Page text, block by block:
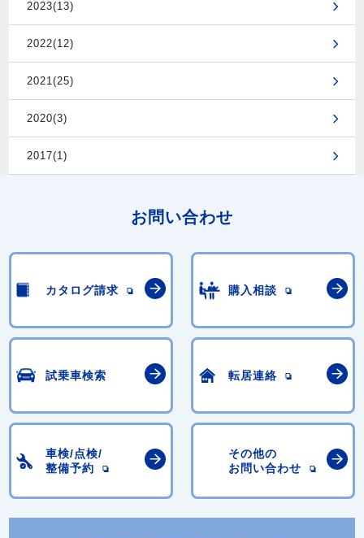
2023(13)
2022(12)
2021(25)
2020(3)
2017(1)
お問い合わせ
カタログ請求 購入相談
試乗車検索 転居連絡
車検/点検/
整備予約
その他の
お問い合わせ